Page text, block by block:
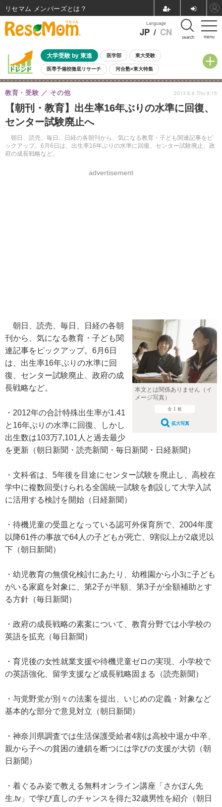
menu
Language
JP / CN search
大学受験 by 東進 医学部 東大受験
医専予備校徹底リサーチ 河合塾×東大特集
親子で考える大学選び 高校受験 中学受験 小学校受験
共通テスト 夏休み
8月開催イベント・WS 全国公立高校 過去問 人気記事
自由研究教材（小学生向け） 自由研究教材（中学生向け）
【朝刊・教育】出生率16年ぶりの水準に回復、
センター試験廃止へ
朝日、読売、毎日、日経の各朝刊から、気になる教育・子ども関連記事をピ
ックアップ。6月6日は、出生率16年ぶりの水準に回復、センター試験廃止、政
府の成長戦略など。
教育・受験 その他
advertisement
2013.6.6 Thu 9:15
本文とは関係ありません（イ
メージ写真）
全 1 枚
拡大写真
朝日、読売、毎日、日経の各朝
刊から、気になる教育・子ども関
連記事をピックアップ。6月6日
は、出生率16年ぶりの水準に回
復、センター試験廃止、政府の成
長戦略など。
・2012年の合計特殊出生率が1.41
と16年ぶりの水準に回復、しかし
出生数は103万7,101人と過去最少
を更新（朝日新聞・読売新聞・毎日新聞・日経新聞）
・文科省は、5年後を目途にセンター試験を廃止し、高校在
学中に複数回受けられる全国統一試験を創設して大学入試
に活用する検討を開始（日経新聞）
・待機児童の受皿となっている認可外保育所で、2004年度
以降61件の事故で64人の子どもが死亡、9割以上が2歳児以
下（朝日新聞）
・幼児教育の無償化検討にあたり、幼稚園から小3に子ども
がいる家庭を対象に、第2子が半額、第3子が全額補助とす
る方針（毎日新聞）
・政府の成長戦略の素案について、教育分野では小学校の
英語を拡充（毎日新聞）
・育児後の女性就業支援や待機児童ゼロの実現、小学校で
の英語強化、留学支援など成長戦略固まる（読売新聞）
・与党野党が別々の法案を提出、いじめの定義・対象など
基本的な部分で意見対立（朝日新聞）
・神奈川県調査では生活保護受給者4割は高校中退か中卒、
親から子への貧困の連鎖を断つには学びの支援が大切（朝
日新聞）
・着ぐるみ姿で教える無料オンライン講座「さかぽん先
生.tv」で学び直しのチャンスを得た32歳男性を紹介（朝日
リセマム メンバーズ